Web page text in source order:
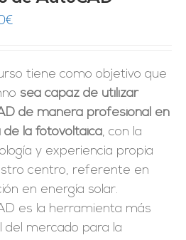
€
tiene como objetivo que
sea capaz de utilizar
de manera profesional en
de la fotovoltaica, con la
y experiencia propia
centro, referente en
en energía solar.
es la herramienta más
del mercado para la